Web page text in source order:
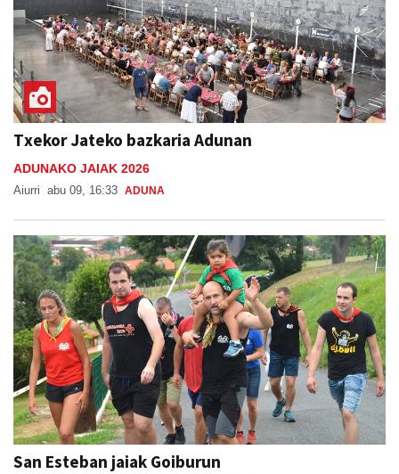
Txekor Jateko bazkaria Adunan
ADUNAKO JAIAK 2026
Aiurri abu 09, 16:33 ADUNA
San Esteban jaiak Goiburun